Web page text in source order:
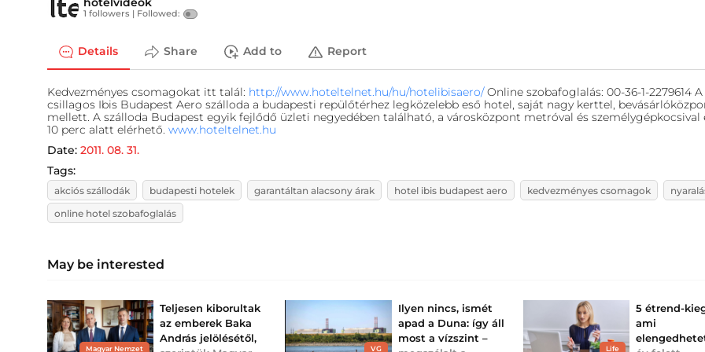
1 followers | Followed:
Details Share Add to Report
Kedvezményes csomagokat itt talál: http://www.hoteltelnet.hu/hu/hotelibisaero/Online szobafoglalás: 00-36-1-2279614
csillagos Ibis Budapest Aero szálloda a budapesti repülőtérhez legközelebb eső hotel, saját nagy kerttel,
mellett. A szálloda Budapest egyik fejlődő üzleti negyedében található, a városközpont metróval és személygépkocsival
10 perc alatt elérhető. www.hoteltelnet.hu
Date: 2011. 08. 31.
Tags:
akciós szállodák budapesti hotelek garantáltan alacsony árak hotel ibis budapest aero kedvezményes csomagok
online hotel szobafoglalás
May be interested
Magyar Nemzet
Teljesen kiborultak
az emberek Baka
András jelölésétől,
VG
Ilyen nincs, ismét
apad a Duna: így áll
most a vízszint –
Life
5 étrend-
ami